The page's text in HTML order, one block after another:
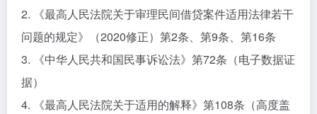
2. 《最高人民法院关于审理民间借贷案件适用法律若干
问题的规定》（2020修正）第2条、第9条、第16条
3. 《中华人民共和国民事诉讼法》第72条（电子数据证
据）
4. 《最高人民法院关于适用的解释》第108条（高度盖